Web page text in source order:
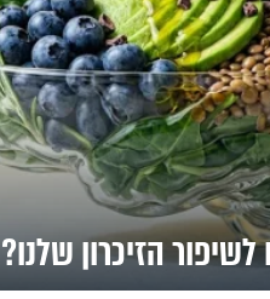
הזיכרון שלנו?